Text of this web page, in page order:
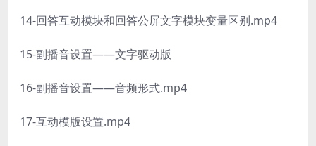
14-回答互动模块和回答公屏文字模块变量区别.mp4
15-副播音设置——文字驱动版
16-副播音设置——音频形式.mp4
17-互动模版设置.mp4